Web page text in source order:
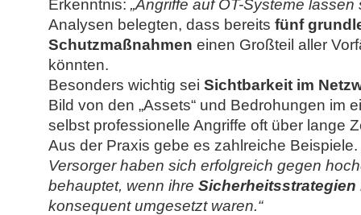
Erkenntnis: „Angriffe auf OT-Systeme lassen
Analysen belegten, dass bereits fünf
Schutzmaßnahmen einen Großteil aller
könnten.
Besonders wichtig sei Sichtbarkeit im
Bild von den „Assets“ und Bedrohungen im
selbst professionelle Angriffe oft über lange
Aus der Praxis gebe es zahlreiche Beispiele.
Versorger haben sich erfolgreich gegen
behauptet, wenn ihre Sicherheitsstrategien
konsequent umgesetzt waren.“